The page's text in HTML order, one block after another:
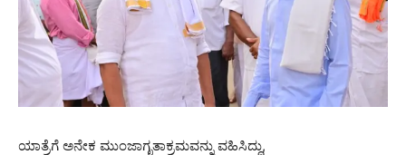
ಯಾತ್ರೆಗೆ ಅನೇಕ ಮುಂಜಾಗೃತಾಕ್ರಮವನ್ನು ವಹಿಸಿದ್ದು,